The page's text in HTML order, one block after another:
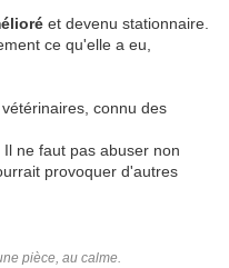
et devenu stationnaire.
ce qu'elle a eu,
connu des
Il ne faut pas abuser non
provoquer d'autres
pièce, au calme.